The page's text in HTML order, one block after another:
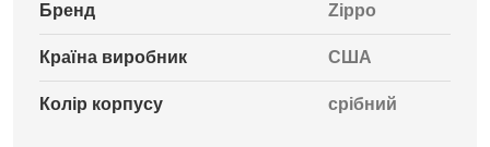
Бренд Zippo
Країна виробник США
Колір корпусу срібний